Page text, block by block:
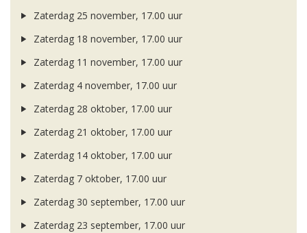
Zaterdag 25 november, 17.00 uur
Zaterdag 18 november, 17.00 uur
Zaterdag 11 november, 17.00 uur
Zaterdag 4 november, 17.00 uur
Zaterdag 28 oktober, 17.00 uur
Zaterdag 21 oktober, 17.00 uur
Zaterdag 14 oktober, 17.00 uur
Zaterdag 7 oktober, 17.00 uur
Zaterdag 30 september, 17.00 uur
Zaterdag 23 september, 17.00 uur